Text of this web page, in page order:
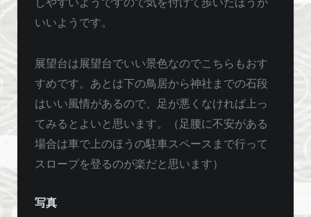
しやすいようですので気を付けて歩いたほうが
いいようです。
展望台は展望台でいい景色なのでこちらもおす
すめです。あとは下の鳥居から神社までの石段
はいい風情があるので、足が悪くなければ上っ
てみるとよいと思います。（足腰に不安がある
場合は車で上のほうの駐車スペースまで行って
スロープを登るのが楽だと思います）
写真